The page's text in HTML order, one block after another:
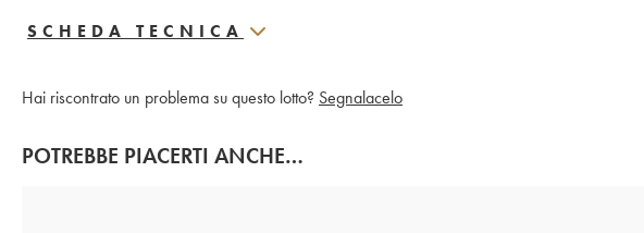
SCHEDA TECNICA
Hai riscontrato un problema su questo lotto? Segnalacelo
POTREBBE PIACERTI ANCHE…